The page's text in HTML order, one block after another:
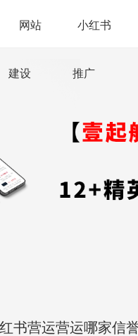
网站
建设
小红书
推广
书营运营运哪家信